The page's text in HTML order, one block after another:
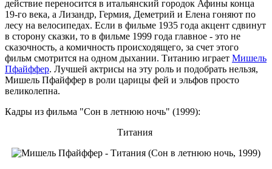
действие переносится в итальянский городок Афины конца
19-го века, а Лизандр, Гермия, Деметрий и Елена гоняют по
лесу на велосипедах. Если в фильме 1935 года акцент сдвинут
в сторону сказки, то в фильме 1999 года главное - это не
сказочность, а комичность происходящего, за счет этого
фильм смотрится на одном дыхании. Титанию играет Мишель
Пфайффер. Лучшей актрисы на эту роль и подобрать нельзя,
Мишель Пфайффер в роли царицы фей и эльфов просто
великолепна.
Кадры из фильма "Сон в летнюю ночь" (1999):
Титания